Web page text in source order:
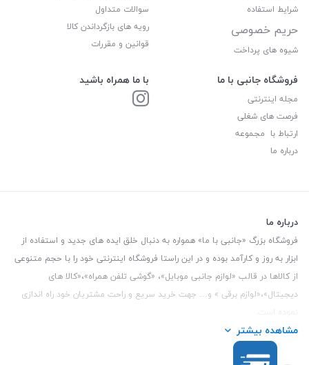
شرایط استفاده
حریم خصوصی
شیوه های پرداخت
سوالات متداول
رویه های بازگرداندن کالا
قوانین و مقررات
فروشگاه جانبی با ما
مجله اینترنتی
فرصت های شغلی
ارتباط با مجموعه
درباره ما
با ما همراه باشید
درباره ما
فروشگاه بزرگ «جانبی با ما» همواره به دنبال خلق ایده های جدید و استفاده از
ابزار به روز و کارآمد بوده و در این راستا فروشگاه اینترنتی خود را با حجم متنوعی
از کالاها در قالب «لوازم جانبی موبایل»، «گوشی تلفن همراه»،«کالا های
دیجیتال»،«لوازم برقی » و… جهت خرید سریع و راحت مشتریان خود راه اندازی
این فروشگاه تمام تلاش خود را نموده تا کالاهایی با کیفیت و با حداقل قیمت
عرضه نماید.
مشاهده بیشتر